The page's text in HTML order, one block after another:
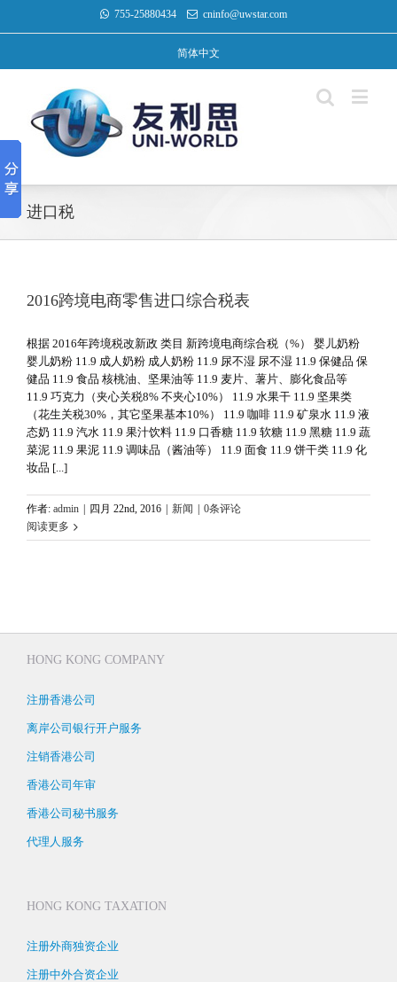
755-25880434 cninfo@uwstar.com
简体中文
进口税
2016跨境电商零售进口综合税表
根据 2016年跨境税改新政 类目 新跨境电商综合税（%） 婴儿奶粉
婴儿奶粉 11.9 成人奶粉 成人奶粉 11.9 尿不湿 尿不湿 11.9 保健品 保
健品 11.9 食品 核桃油、坚果油等 11.9 麦片、薯片、膨化食品等
11.9 巧克力（夹心关税8% 不夹心10%） 11.9 水果干 11.9 坚果类
（花生关税30%，其它坚果基本10%） 11.9 咖啡 11.9 矿泉水 11.9 液
态奶 11.9 汽水 11.9 果汁饮料 11.9 口香糖 11.9 软糖 11.9 黑糖 11.9 蔬
菜泥 11.9 果泥 11.9 调味品（酱油等） 11.9 面食 11.9 饼干类 11.9 化
妆品 [...]
作者: admin 四月 22nd, 2016 新闻
0条评论
阅读更多
HONG KONG COMPANY
注册香港公司
离岸公司银行开户服务
注销香港公司
香港公司年审
香港公司秘书服务
代理人服务
HONG KONG TAXATION
注册外商独资企业
注册中外合资企业